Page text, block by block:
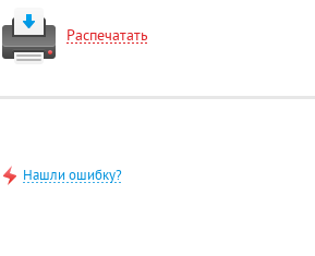
Распечатать
Нашли ошибку?